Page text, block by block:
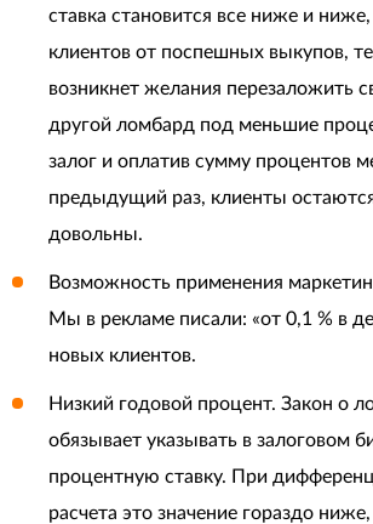
ставка становится все ниже и
клиентов от поспешных выкупов,
возникнет желания перезаложить
другой ломбард под меньшие
залог и оплатив сумму процентов
предыдущий раз, клиенты
довольны.
Возможность применения
Мы в рекламе писали: «от 0,1 % в
новых клиентов.
Низкий годовой процент. Закон о
обязывает указывать в залоговом
процентную ставку. При
расчета это значение гораздо